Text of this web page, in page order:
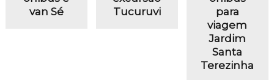
van Sé
Tucuruvi
para
viagem
Jardim
Santa
Terezinha